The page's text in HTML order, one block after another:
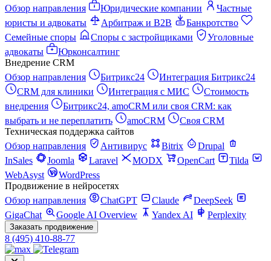
Обзор направления
Юридические компании
Частные
юристы и адвокаты
Арбитраж и B2B
Банкротство
Семейные споры
Споры с застройщиками
Уголовные
адвокаты
Юрконсалтинг
Внедрение CRM
Обзор направления
Битрикс24
Интеграция Битрикс24
CRM для клиники
Интеграция с МИС
Стоимость
внедрения
Битрикс24, amoCRM или своя CRM: как
выбрать и не переплатить
amoCRM
Своя CRM
Техническая поддержка сайтов
Обзор направления
Антивирус Bitrix
Drupal
InSales
Joomla Laravel MODX OpenCart
Tilda
WebAsyst
WordPress
Продвижение в нейросетях
Обзор направления
ChatGPT Claude
DeepSeek
GigaChat
Google AI Overview Yandex AI Perplexity
Заказать продвижение
8 (495) 410-88-77